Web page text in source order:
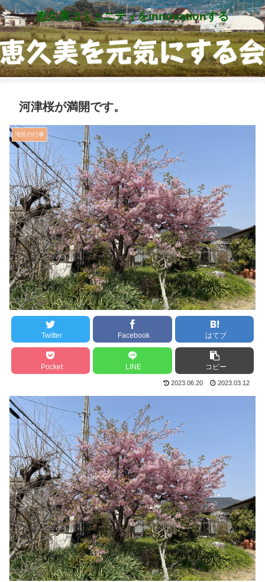
恵久美コミュニティをinnovationする
河津桜が満開です。
地区の行事
Twitter Facebook はてブ
Pocket LINE コピー
2023.06.20 2023.03.12